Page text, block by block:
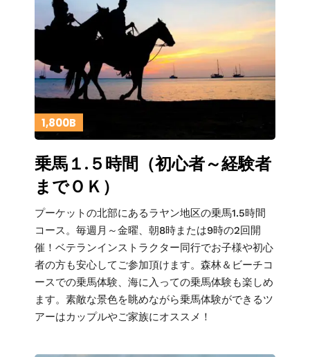
1,800B
乗馬１.５時間（初心者～経験者
までＯＫ）
プーケットの北部にあるラヤン地区の乗馬1.5時間
コース。毎週月～金曜、朝8時または9時の2回開
催！ベテランインストラクター同行でお子様や初心
者の方も安心してご参加頂けます。森林＆ビーチコ
ースでの乗馬体験、海に入っての乗馬体験も楽しめ
ます。素敵な景色を眺めながら乗馬体験ができるツ
アーはカップルやご家族にオススメ！